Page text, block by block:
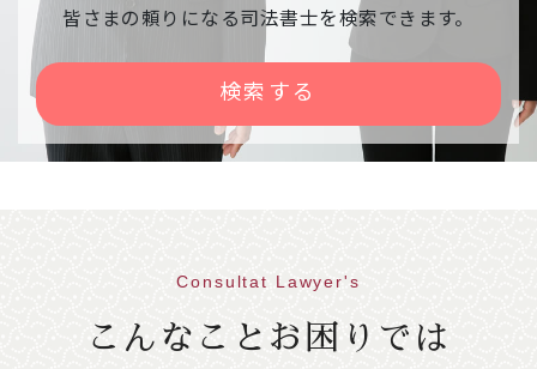
下記相談会が、雪の影響で中止になりました。
【日時】令和８年２月９日（月） １３：００
～１６：００
【会場】右京区役所京北出張所
86.1KB
2026年01月09日
皆さまの頼りになる司法書士を検索できます。
検索する
Consultat Lawyer's
こんなことお困りでは